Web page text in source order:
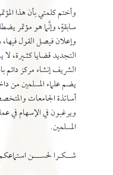
وأختم كلمتي بأن هذا
سابقةٍ، وإنَّما هو مؤتمر
وإعلان فيصل القول
التجديد قضايا كثـيرة،
الشريف إنشاء مركز دائم
يضم علماء المسلمين
أساتذة الجامعات
ويرغبون في الإسهام في
المسلمين.
شــكـرا لحســـن